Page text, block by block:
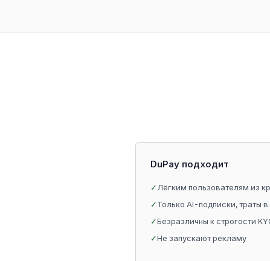
DuPay подходит
✓ Лёгким пользователям из
✓Только AI-подписки, траты
✓Безразличны к строгости
✓Не запускают рекламу